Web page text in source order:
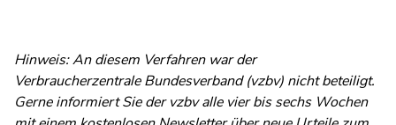
Hinweis: An diesem Verfahren war der
Verbraucherzentrale Bundesverband (vzbv) nicht beteiligt.
Gerne informiert Sie der vzbv alle vier bis sechs Wochen